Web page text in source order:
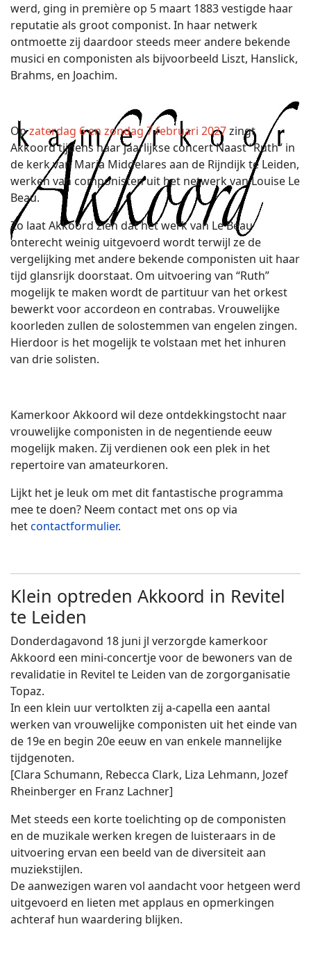
werd, ging in première op 5 maart 1883 vestigde haar
reputatie als groot componist. In haar netwerk
ontmoette zij daardoor steeds meer andere bekende
musici en componisten als bijvoorbeeld Liszt, Hanslick,
Brahms, en Joachim.
Opzaterdag 6 en zondag 7 februari 2027zingt
Akkoord tijdens haar jaarlijkse concert Naast “Ruth” in
de kerk van Maria Middelares aan de Rijndijk te Leiden,
werken van componisten uit het netwerk van Louise Le
Beau.
Zo laat Akkoord zien dat het werk van Le Beau
onterecht weinig uitgevoerd wordt terwijl ze de
vergelijking met andere bekende componisten uit haar
tijd glansrijk doorstaat. Om uitvoering van “Ruth”
mogelijk te maken wordt de partituur van het orkest
bewerkt voor accordeon en contrabas. Vrouwelijke
koorleden zullen de solostemmen van engelen zingen.
Hierdoor is het mogelijk te volstaan met het inhuren
van drie solisten.
Kamerkoor Akkoord wil deze ontdekkingstocht naar
vrouwelijke componisten in de negentiende eeuw
mogelijk maken. Zij verdienen ook een plek in het
repertoire van amateurkoren.
Lijkt het je leuk om met dit fantastische programma
mee te doen? Neem contact met ons op via
hetcontactformulier.
Klein optreden Akkoord in Revitel
te Leiden
Donderdagavond 18 juni jl verzorgde kamerkoor
Akkoord een mini-concertje voor de bewoners van de
revalidatie in Revitel te Leiden van de zorgorganisatie
Topaz.
In een klein uur vertolkten zij a-capella een aantal
werken van vrouwelijke componisten uit het einde van
de 19e en begin 20e eeuw en van enkele mannelijke
tijdgenoten.
[Clara Schumann, Rebecca Clark, Liza Lehmann, Jozef
Rheinberger en Franz Lachner]
Met steeds een korte toelichting op de componisten
en de muzikale werken kregen de luisteraars in de
uitvoering ervan een beeld van de diversiteit aan
muziekstijlen.
De aanwezigen waren vol aandacht voor hetgeen werd
uitgevoerd en lieten met applaus en opmerkingen
achteraf hun waardering blijken.